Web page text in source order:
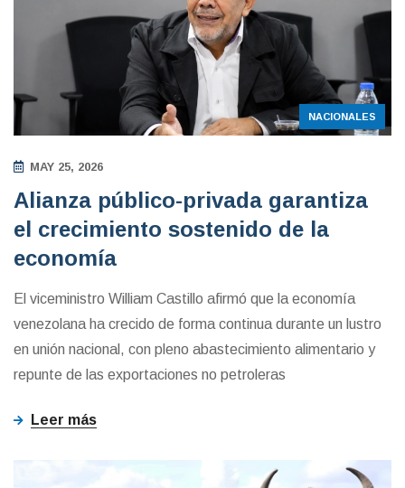
NACIONALES
MAY 25, 2026
Alianza público-privada garantiza
el crecimiento sostenido de la
economía
El viceministro William Castillo afirmó que la economía
venezolana ha crecido de forma continua durante un lustro
en unión nacional, con pleno abastecimiento alimentario y
repunte de las exportaciones no petroleras
Leer más